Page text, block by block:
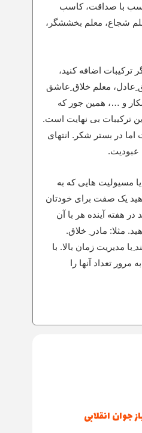
با صداقت، کاسب
شجاع، معلم بخششگر،
ترکیبات اضافه کنید،
ِعادل، معلم خلاق ِعاشق
و …، همین جور که
ترکیبات بی نهایت است.
در بستر شکر. انتهای
عبودیت.
مسیولیت هایی که به
یک صفت برای خودتان
در هفته آینده هر با آن
مثلا: مادر ِ خلاق.
مدیریت زمان بالا. با
تعداد آنها را
جوان انقلابی